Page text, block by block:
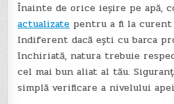
Înainte de orice ieșire pe apă,
actualizatepentru a fi la curent
Indiferent dacă ești cu barca
închiriată, natura trebuie
cel mai bun aliat al tău.
simplă verificare a nivelului